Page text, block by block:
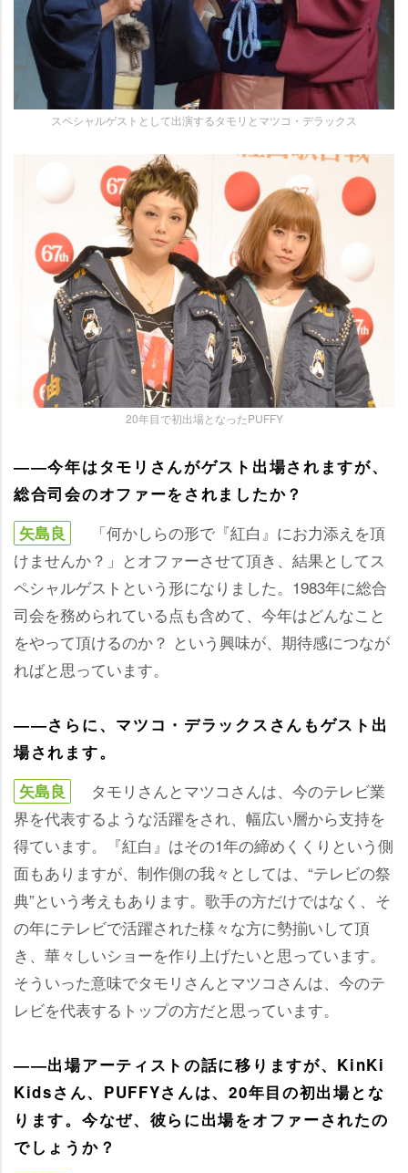
スペシャルゲストとして出演するタモリとマツコ・デラックス
20年目で初出場となったPUFFY
――今年はタモリさんがゲスト出場されますが、
総合司会のオファーをされましたか？
矢島良
「何かしらの形で『紅白』にお力添えを頂
けませんか？」とオファーさせて頂き、結果としてス
ペシャルゲストという形になりました。1983年に総合
司会を務められている点も含めて、今年はどんなこと
をやって頂けるのか？ という興味が、期待感につなが
ればと思っています。
――さらに、マツコ・デラックスさんもゲスト出
場されます。
矢島良
タモリさんとマツコさんは、今のテレビ業
界を代表するような活躍をされ、幅広い層から支持を
得ています。『紅白』はその1年の締めくくりという側
面もありますが、制作側の我々としては、“テレビの祭
典”という考えもあります。歌手の方だけではなく、そ
の年にテレビで活躍された様々な方に勢揃いして頂
き、華々しいショーを作り上げたいと思っています。
そういった意味でタモリさんとマツコさんは、今のテ
レビを代表するトップの方だと思っています。
――出場アーティストの話に移りますが、KinKi
Kidsさん、PUFFYさんは、20年目の初出場とな
ります。今なぜ、彼らに出場をオファーされたの
でしょうか？